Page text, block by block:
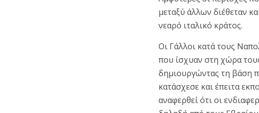
μεταξύ άλλων διέθεταν
νεαρό ιταλικό κράτος.
Οι Γάλλοι κατά τους
που ίσχυαν στη χώρα
δημιουργώντας τη βάση
κατάσχεσε και έπειτα
αναφερθεί ότι οι